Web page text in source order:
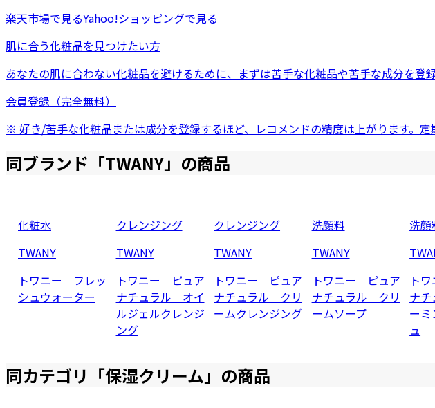
楽天市場で見るYahoo!ショッピングで見る
肌に合う化粧品を見つけたい方
あなたの肌に合わない化粧品を避けるために、まずは苦手な化粧品や苦手な成分を登
会員登録（完全無料）
※ 好き/苦手な化粧品または成分を登録するほど、レコメンドの精度は上がります。定
同ブランド「TWANY」の商品
化粧水
TWANY
トワニー フレッ
シュウォーター
クレンジング
TWANY
トワニー ピュア
ナチュラル オイ
ルジェルクレンジ
ング
クレンジング
TWANY
トワニー ピュア
ナチュラル クリ
ームクレンジング
洗顔料
TWANY
トワニー ピュア
ナチュラル クリ
ームソープ
洗顔
ト
ナ
ー
ュ
同カテゴリ「保湿クリーム」の商品